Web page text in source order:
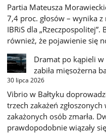
Partia Mateusza
7,4 proc. głosów – wynika
IBRiS dla „Rzeczpospolitej”.
również, że pojawienie się
Dramat po kąpieli w
zabiła mięsożerna
30 lipca 2026
Vibrio w Bałtyku
trzech zakażeń
zakażonych osób zmarła.
prawdopodobnie wiązały